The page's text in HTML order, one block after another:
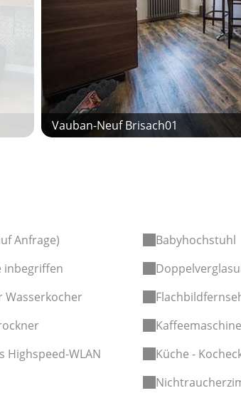
Vauban-Neuf Brisach01
Anfrage) Babyhochstuhl
inbegriffen
Wasserkocher
Kaffeemaschine
Highspeed-WLAN
Küche -